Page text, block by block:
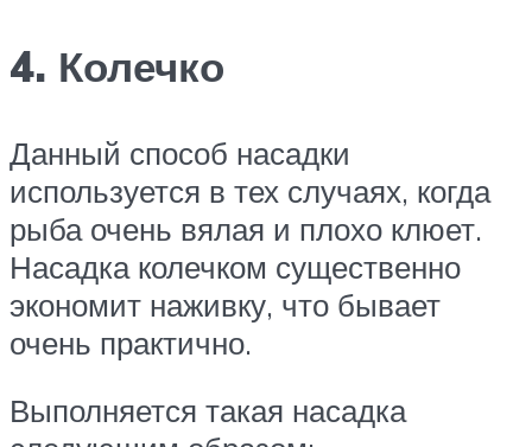
4. Колечко
Данный способ насадки
используется в тех случаях, когда
рыба очень вялая и плохо клюет.
Насадка колечком существенно
экономит наживку, что бывает
очень практично.
Выполняется такая насадка